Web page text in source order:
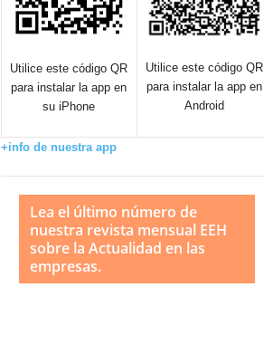
Utilice este código QR
para instalar la app en
su iPhone
Utilice este código QR
para instalar la app en
Android
+info de nuestra app
Lea el último número de
nuestra revista mensual EEH
sobre la Actualidad en las
empresas.